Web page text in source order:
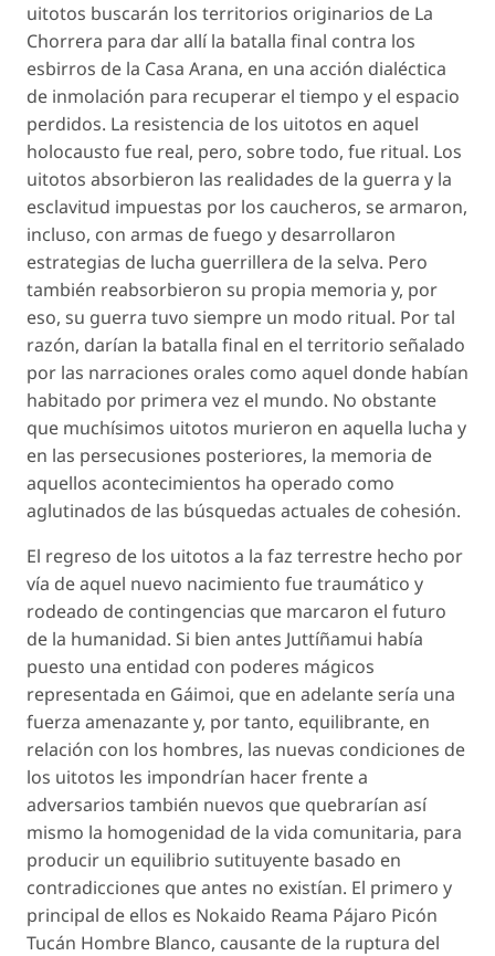
uitotos buscarán los territorios originarios de La
Chorrera para dar allí la batalla final contra los
esbirros de la Casa Arana, en una acción dialéctica
de inmolación para recuperar el tiempo y el espacio
perdidos. La resistencia de los uitotos en aquel
holocausto fue real, pero, sobre todo, fue ritual. Los
uitotos absorbieron las realidades de la guerra y la
esclavitud impuestas por los caucheros, se armaron,
incluso, con armas de fuego y desarrollaron
estrategias de lucha guerrillera de la selva. Pero
también reabsorbieron su propia memoria y, por
eso, su guerra tuvo siempre un modo ritual. Por tal
razón, darían la batalla final en el territorio señalado
por las narraciones orales como aquel donde habían
habitado por primera vez el mundo. No obstante
que muchísimos uitotos murieron en aquella lucha y
en las persecusiones posteriores, la memoria de
aquellos acontecimientos ha operado como
aglutinados de las búsquedas actuales de cohesión.
El regreso de los uitotos a la faz terrestre hecho por
vía de aquel nuevo nacimiento fue traumático y
rodeado de contingencias que marcaron el futuro
de la humanidad. Si bien antes Juttíñamui había
puesto una entidad con poderes mágicos
representada en Gáimoi, que en adelante sería una
fuerza amenazante y, por tanto, equilibrante, en
relación con los hombres, las nuevas condiciones de
los uitotos les impondrían hacer frente a
adversarios también nuevos que quebrarían así
mismo la homogenidad de la vida comunitaria, para
producir un equilibrio sutituyente basado en
contradicciones que antes no existían. El primero y
principal de ellos es Nokaido Reama Pájaro Picón
Tucán Hombre Blanco, causante de la ruptura del